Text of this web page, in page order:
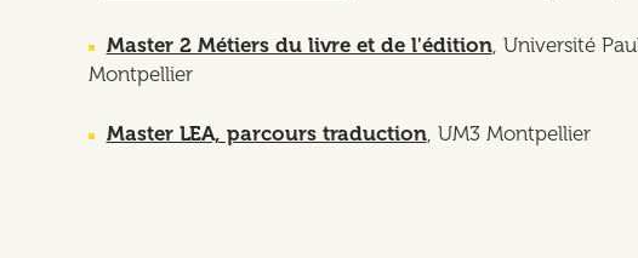
Master 2 Métiers du livre et de l'édition, Université
Montpellier
Master LEA, parcours traduction, UM3 Montpellier